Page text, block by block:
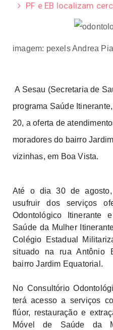
PF e EB localizam
imagem: pexels Andrea
A Sesau (Secretaria de
programa Saúde
20, a oferta de
moradores do bairro
vizinhas, em Boa Vista.
Até o dia 30 de agosto,
usufruir dos serviços
Odontológico Itinerante
Saúde da Mulher
Colégio Estadual
situado na rua Antônio
bairro Jardim Equatorial.
No Consultório
terá acesso a serviços
flúor, restauração e
Móvel de Saúde da